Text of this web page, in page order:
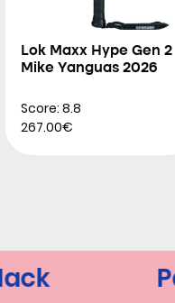
Lok Maxx Hype Gen 2
Mike Yanguas 2026
Score: 8.8
267.00€